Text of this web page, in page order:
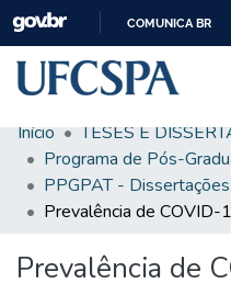
COMUNICA BR
Comunidades & Coleções
Busca Facetada
Início
TESES E
PPGPAT - Dissertações
Prevalência de